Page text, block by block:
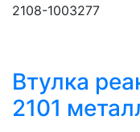
2108-1003277
Втулка
2101